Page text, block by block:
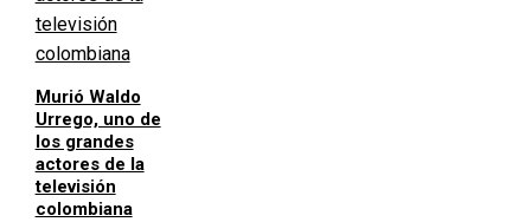
Murió Waldo
Urrego, uno de
los grandes
actores de la
televisión
colombiana